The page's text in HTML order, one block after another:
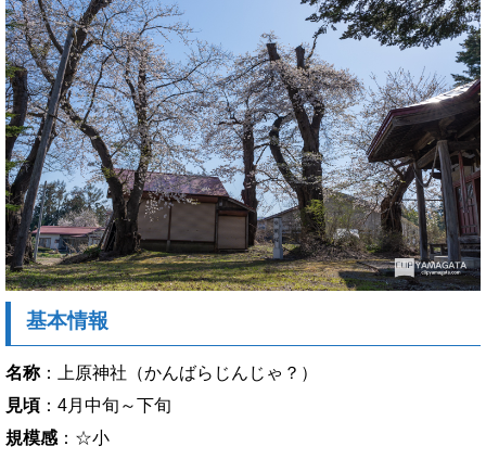
基本情報
名称：上原神社（かんばらじんじゃ？）
見頃 ：4月中旬～下旬
規模感 ：☆小